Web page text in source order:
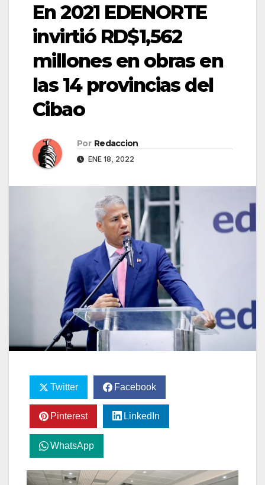
En 2021 EDENORTE
invirtió RD$1,562
millones en obras en
las 14 provincias del
Cibao
Por Redaccion
ENE 18, 2022
Twitter Facebook
Pinterest LinkedIn
WhatsApp